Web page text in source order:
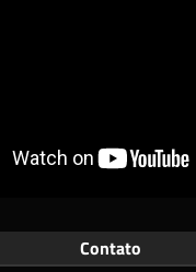
Contato